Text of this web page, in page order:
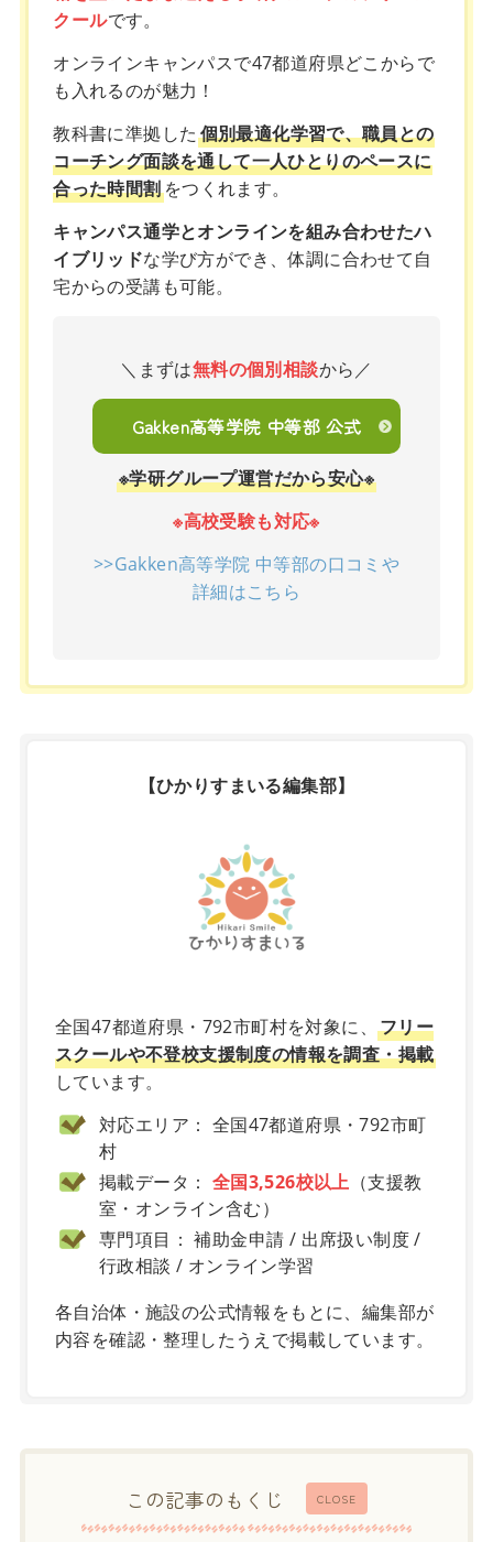
クールです。
オンラインキャンパスで47都道府県どこからで
も入れるのが魅力！
教科書に準拠した 個別最適化学習で、職員との
コーチング面談を通して一人ひとりのペースに
合った時間割をつくれます。
キャンパス通学とオンラインを組み合わせたハ
イブリッドな学び方ができ、体調に合わせて自
宅からの受講も可能。
＼まずは無料の個別相談から／
Gakken高等学院 中等部 公式
※学研グループ運営だから安心※
※高校受験も対応※
>>Gakken高等学院 中等部の口コミや
詳細はこちら
【ひかりすまいる編集部】
全国47都道府県・792市町村を対象に、 フリー
スクールや不登校支援制度の情報を調査・掲載
しています。
対応エリア： 全国47都道府県・792市町
村
掲載データ： 全国3,526校以上 （支援教
室・オンライン含む）
専門項目： 補助金申請 / 出席扱い制度 /
行政相談 / オンライン学習
各自治体・施設の公式情報をもとに、編集部が
内容を確認・整理したうえで掲載しています。
CLOSE
この記事のもくじ